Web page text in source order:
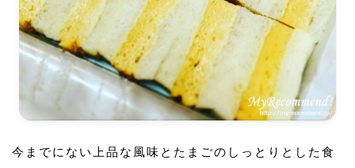
今までにない上品な風味とたまごのしっとりとした食